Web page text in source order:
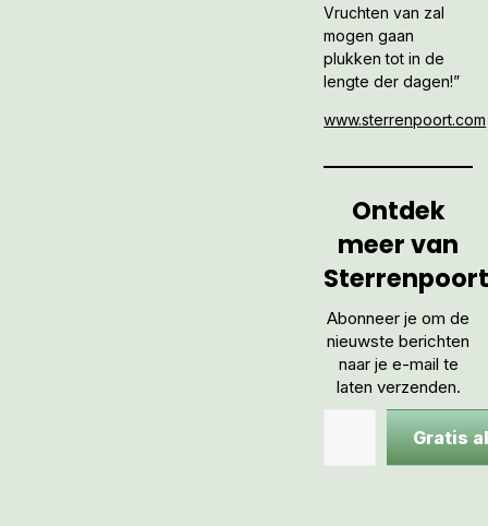
Vruchten van zal
mogen gaan
plukken tot in de
lengte der dagen!”
www.sterrenpoort.com
Ontdek
meer van
Abonneer je om de
nieuwste berichten
naar je e-mail te
laten verzenden.
Gratis